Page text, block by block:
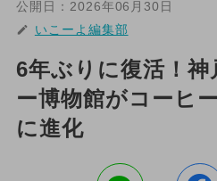
公開日： 2026年06月30日
いこーよ編集部
6年ぶりに復活！神
ー博物館がコーヒ
に進化